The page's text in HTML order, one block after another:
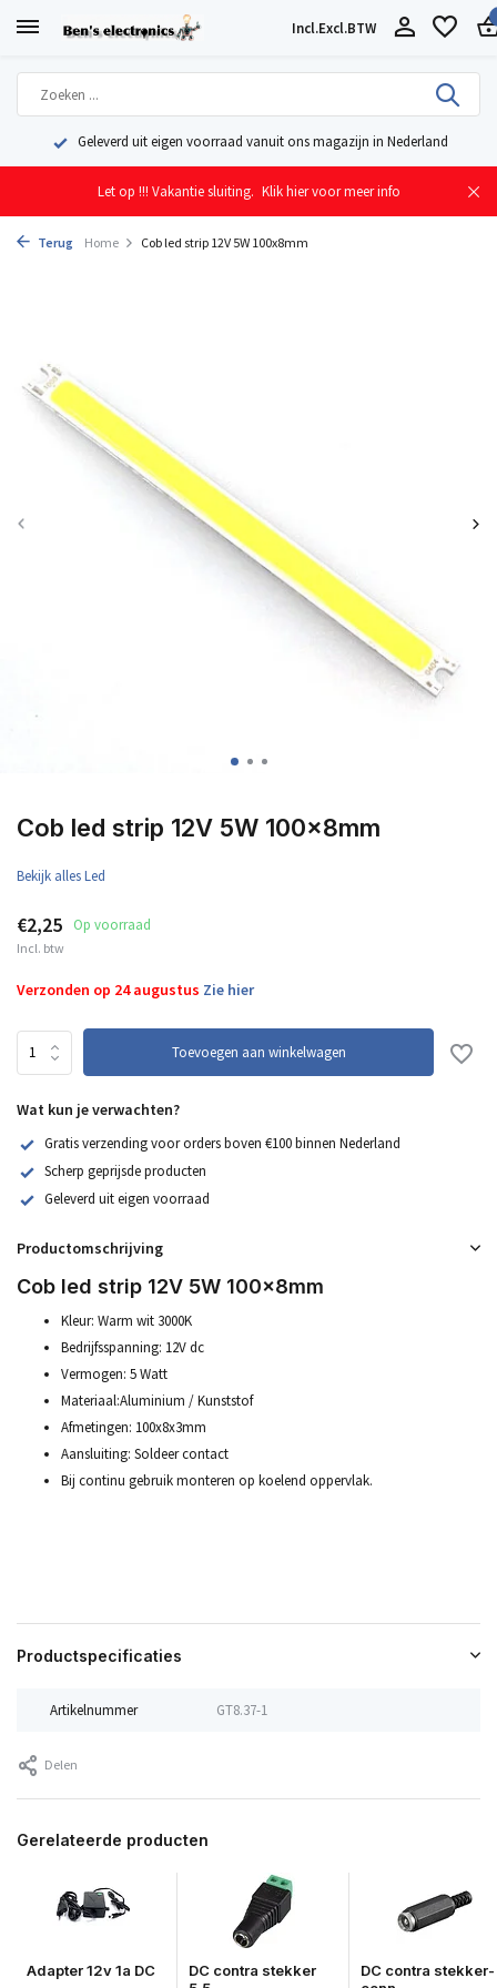
Incl.Excl.BTW
Geleverd uit eigen voorraad vanuit ons magazijn in Nederland
Let op !!! Vakantie sluiting. Klik hier voor meer info
Terug Home Cob led strip 12V 5W 100x8mm
Cob led strip 12V 5W 100x8mm
Bekijk alles Led
€2,25 Op voorraad
Incl. btw
Verzonden op 24 augustus Zie hier
Toevoegen aan winkelwagen
Wat kun je verwachten?
Gratis verzending voor orders boven €100 binnen Nederland
Scherp geprijsde producten
Geleverd uit eigen voorraad
Productomschrijving
Cob led strip 12V 5W 100x8mm
Kleur: Warm wit 3000K
Bedrijfsspanning: 12V dc
Vermogen: 5 Watt
Materiaal:Aluminium / Kunststof
Afmetingen: 100x8x3mm
Aansluiting: Soldeer contact
Bij continu gebruik monteren op koelend oppervlak.
Productspecificaties
Artikelnummer GT8.37-1
Delen
Gerelateerde producten
Adapter 12v 1a DC
DC contra stekker
DC contra stekker-